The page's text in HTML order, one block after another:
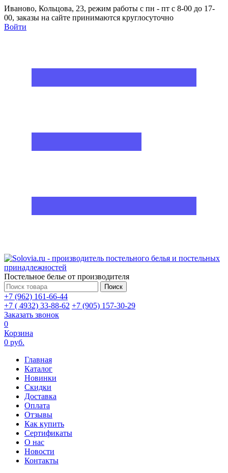
Иваново, Кольцова, 23, режим работы с пн - пт с 8-00 до 17-
00, заказы на сайте принимаются круглосуточно
Войти
Постельное белье от производителя
Поиск
+7 (962) 161-66-44
+7 ( 4932) 33-88-62 +7 (905) 157-30-29
Заказать звонок
0
Корзина
0 руб.
Главная
Каталог
Новинки
Скидки
Доставка
Оплата
Отзывы
Как купить
Сертификаты
О нас
Новости
Контакты